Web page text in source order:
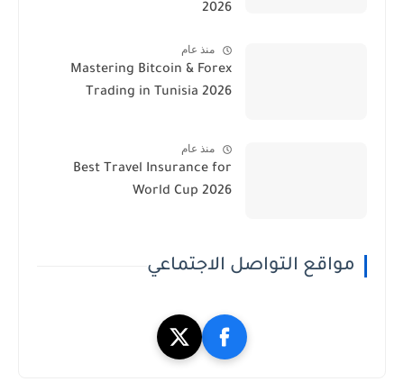
2026
منذ عام
Mastering Bitcoin & Forex
Trading in Tunisia 2026
منذ عام
Best Travel Insurance for
World Cup 2026
مواقع التواصل الاجتماعي